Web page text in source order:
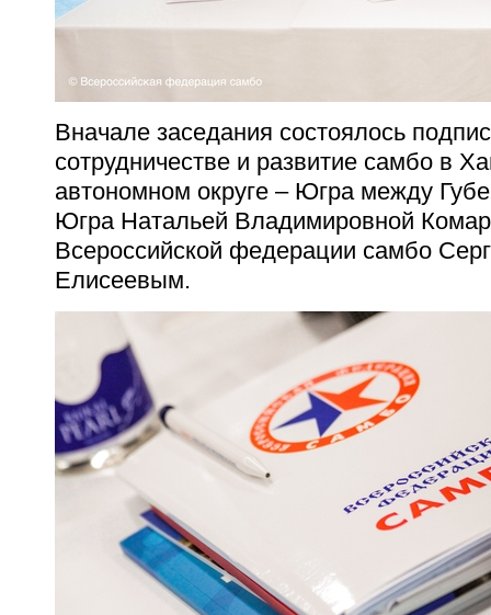
Вначале заседания состоялось
сотрудничестве и развитие самбо в
автономном округе – Югра между
Югра Натальей Владимировной
Всероссийской федерации самбо
Елисеевым.